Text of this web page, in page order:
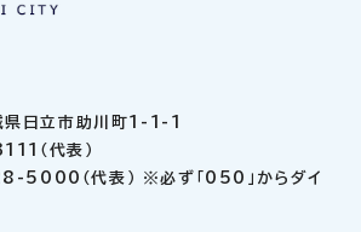
日立市助川町1-1-1
（代表）
（代表） ※必ず「050」からダイ